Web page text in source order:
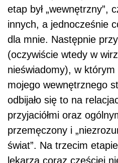
etap był „wewnętrzny”,
innych, a jednocześnie
dla mnie. Następnie
(oczywiście wtedy w
nieświadomy), w którym
mojego wewnętrznego
odbijało się to na
przyjaciółmi oraz
przemęczony i
świat”. Na trzecim
lekarza coraz częściej